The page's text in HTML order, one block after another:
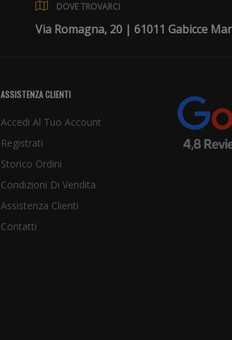
DOVE TROVARCI
Via Romagna, 20 | 61011 Gabicce
ASSISTENZA CLIENTI
Accedi Al Tuo Account
Registrati
Storico Ordini
Condizioni Di Vendita
Assistenza Clienti
Contatti